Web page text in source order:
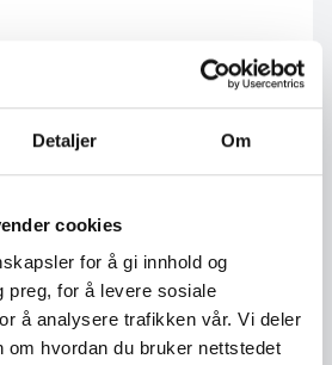
Detaljer Om
cookies
for å gi innhold og
preg, for å levere sosiale
å analysere trafikken vår. Vi deler
om hvordan du bruker nettstedet